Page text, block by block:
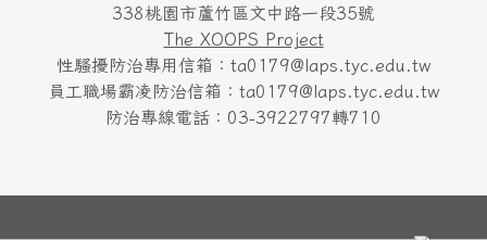
338桃園市蘆竹區文中路一段35號
The XOOPS Project
性騷擾防治專用信箱：ta0179@laps.tyc.edu.tw
員工職場霸凌防治信箱：ta0179@laps.tyc.edu.tw
防治專線電話：03-3922797轉710